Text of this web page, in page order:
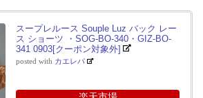
スープレルース Souple Luz バック レー
ス ショーツ ・SOG-BO-340・GIZ-BO-
341 0903[クーポン対象外]
posted with カエレバ